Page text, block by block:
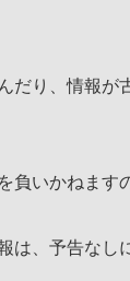
だり、情報が
いかねます
、予告なし